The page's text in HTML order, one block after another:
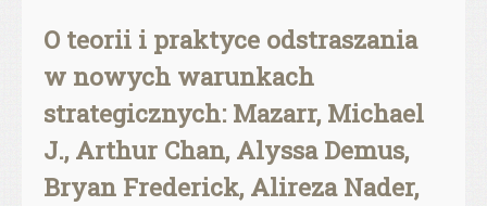
O teorii i praktyce odstraszania
w nowych warunkach
strategicznych: Mazarr, Michael
J., Arthur Chan, Alyssa Demus,
Bryan Frederick, Alireza Nader,